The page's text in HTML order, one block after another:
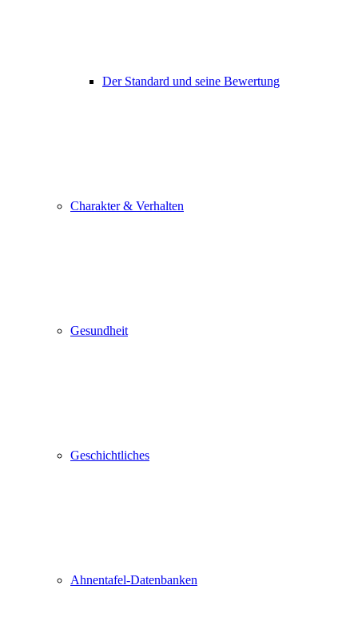
Der Standard und seine Bewertung
Charakter & Verhalten
Gesundheit
Geschichtliches
Ahnentafel-Datenbanken